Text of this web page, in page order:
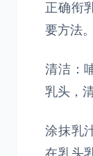
正确衔
要方法。
清洁：
乳头，
涂抹乳
在乳头